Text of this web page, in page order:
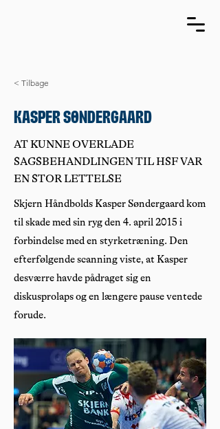
< Tilbage
Kasper Søndergaard
AT KUNNE OVERLADE
SAGSBEHANDLINGEN TIL HSF VAR
EN STOR LETTELSE
Skjern Håndbolds Kasper Søndergaard kom
til skade med sin ryg den 4. april 2015 i
forbindelse med en styrketræning. Den
efterfølgende scanning viste, at Kasper
desværre havde pådraget sig en
diskusprolaps og en længere pause ventede
forude.